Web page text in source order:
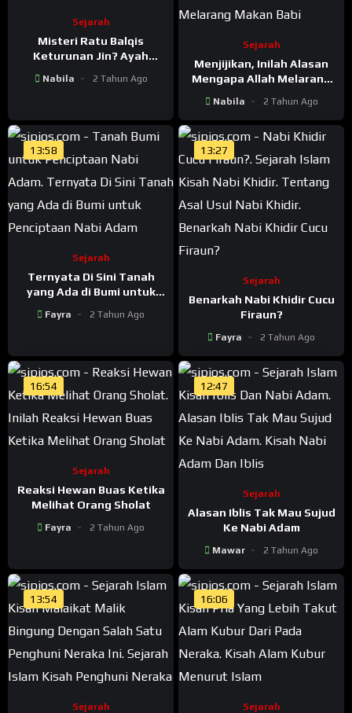
Sejarah
Misteri Ratu Balqis
Keturunan Jin? Ayah
Sosok Jin
Nabila 2 Tahun Ago
Sejarah
Menjijikan, Inilah Alasan
Mengapa Allah Melarang
Daging Babi
Nabila 2 Tahun Ago
13:58
Sejarah
Ternyata Di Sini Tanah
yang Ada di Bumi untuk
Fayra 2 Tahun Ago
13:27
Sejarah
Benarkah Nabi Khidir Cucu
Firaun?
Fayra 2 Tahun Ago
16:54
Sejarah
Reaksi Hewan Buas Ketika
Melihat Orang Sholat
Fayra 2 Tahun Ago
12:47
Sejarah
Alasan Iblis Tak Mau Sujud
Ke Nabi Adam
Mawar 2 Tahun Ago
13:54
Sejarah
16:06
Sejarah